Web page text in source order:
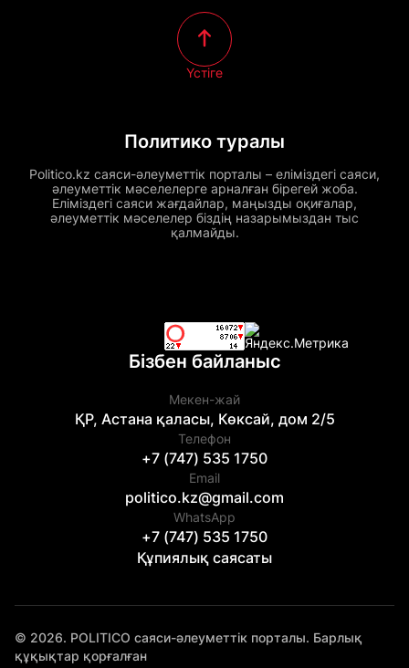
Политико туралы
Politico.kz саяси-әлеуметтік порталы – еліміздегі саяси,
әлеуметтік мәселелерге арналған бірегей жоба.
Еліміздегі саяси жағдайлар, маңызды оқиғалар,
әлеуметтік мәселелер біздің назарымыздан тыс
қалмайды.
Үстіге
Бізбен байланыс
Мекен-жай
ҚР, Астана қаласы, Көксай, дом 2/5
Телефон
+7 (747) 535 1750
Email
politico.kz@gmail.com
WhatsApp
+7 (747) 535 1750
Құпиялық саясаты
© 2026. POLITICO саяси-әлеуметтік порталы. Барлық
құқықтар қорғалған